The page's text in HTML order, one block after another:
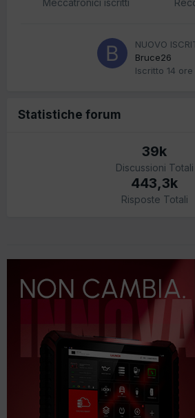
NUOVO
Bruce26
Iscritto 14
Statistiche forum
39k
Discussioni Totali
443,3k
Risposte Totali